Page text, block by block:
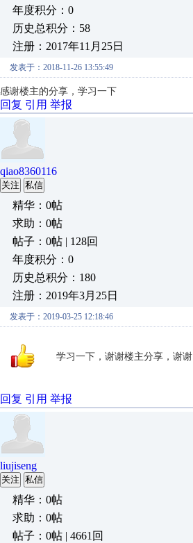
年度积分：0
历史总积分：58
注册：2017年11月25日
发表于：2018-11-26 13:55:49
感谢楼主的分享，学习一下
回复 引用 举报
qiao8360116
关注 私信
精华：0帖
求助：0帖
帖子：0帖 | 128回
年度积分：0
历史总积分：180
注册：2019年3月25日
发表于：2019-03-25 12:18:46
学习一下，谢谢楼主分享，谢谢
回复 引用 举报
liujiseng
关注 私信
精华：0帖
求助：0帖
帖子：0帖 | 4661回